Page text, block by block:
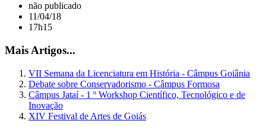
não publicado
11/04/18
17h15
Mais Artigos...
VII Semana da Licenciatura em História - Câmpus Goiânia
Debate sobre Conservadorismo - Câmpus Formosa
Câmpus Jataí - 1 º Workshop Científico, Tecnológico e de
Inovação
XIV Festival de Artes de Goiás